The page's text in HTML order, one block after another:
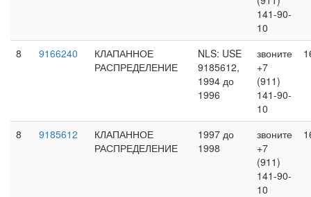
141-90-
10
8 9166240
КЛАПАННОЕ
РАСПРЕДЕЛЕНИЕ
NLS: USE
9185612,
1994 до
1996
звоните
+7
(911)
141-90-
10
8 9185612
КЛАПАННОЕ
РАСПРЕДЕЛЕНИЕ
1997 до
1998
звоните
+7
(911)
141-90-
10